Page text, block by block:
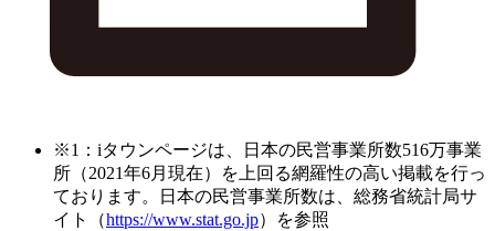
※1：iタウンページは、日本の民営事業所数516万事業
所（2021年6月現在）を上回る網羅性の高い掲載を行っ
ております。日本の民営事業所数は、総務省統計局サ
イト（https://www.stat.go.jp）を参照